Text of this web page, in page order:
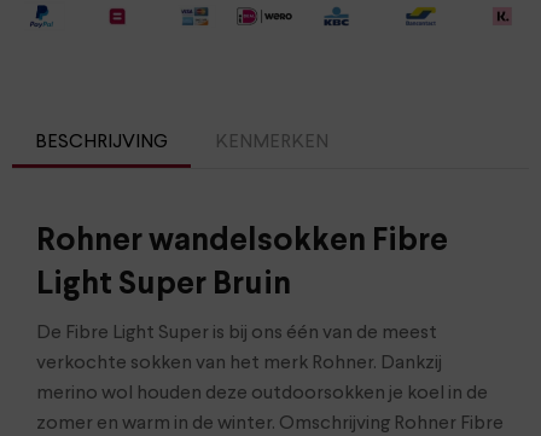
BESCHRIJVING KENMERKEN
Rohner wandelsokken Fibre
Light Super Bruin
De Fibre Light Super is bij ons één van de meest
verkochte sokken van het merk Rohner. Dankzij
merino wol houden deze outdoorsokken je koel in de
zomer en warm in de winter. Omschrijving Rohner Fibre